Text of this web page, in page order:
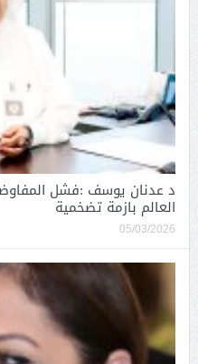
د عدنان يوسف :فشل
العالم بازمة تضخمية
05/03/2026